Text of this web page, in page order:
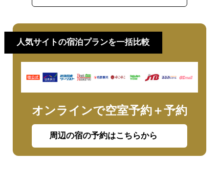
人気サイトの宿泊プランを一括比較
オンラインで空室予約＋予約
周辺の宿の予約はこちらから